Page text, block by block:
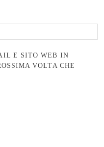
E SITO WEB IN
VOLTA CHE